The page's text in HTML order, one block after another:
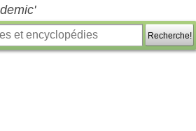
Recherche!